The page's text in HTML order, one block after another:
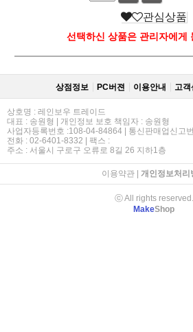
관심상품
선택하신 상품은 관리자에게
상점정보 PC버젼 이용안내 고객
상호명 : 레인보우 트레이드
대표 : 송원형 | 개인정보 보호 책임자 : 송원형
사업자등록번호 :108-04-84864 | 통신판매업신고
전화 : 02-6401-8332 | 팩스 :
주소 : 서울시 구로구 오류로 8길 26 지하1층
이용약관| 개인정보처리
ⓒ All rights reserved.
MakeShop